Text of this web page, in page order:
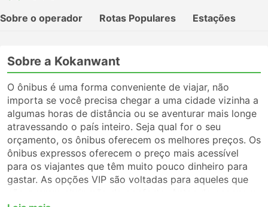
Sobre o operador Rotas Populares Estações
Sobre a Kokanwant
O ônibus é uma forma conveniente de viajar, não
importa se você precisa chegar a uma cidade vizinha a
algumas horas de distância ou se aventurar mais longe
atravessando o país inteiro. Seja qual for o seu
orçamento, os ônibus oferecem os melhores preços. Os
ônibus expressos oferecem o preço mais acessível
para os viajantes que têm muito pouco dinheiro para
gastar. As opções VIP são voltadas para aqueles que